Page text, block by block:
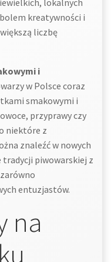
lokalnych
kreatywności i
liczbę
i
w Polsce coraz
smakowymi i
przyprawy czy
niektóre z
znaleźć w nowych
tradycji piwowarskiej z
entuzjastów.
na